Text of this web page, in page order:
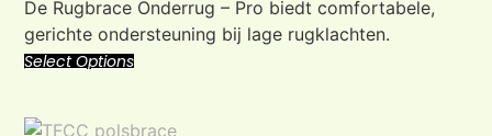
De Rugbrace Onderrug – Pro biedt comfortabele,
gerichte ondersteuning bij lage rugklachten.
Select Options